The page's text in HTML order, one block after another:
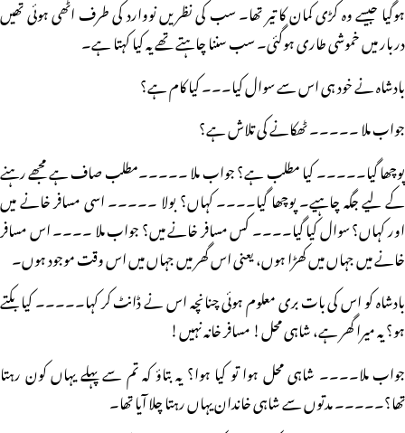
ہوگیا جیسے وہ کڑی کمان کا تیر تھا۔ سب کی نظریں نووارد کی طرف اٹھی ہوئی تھیں
دربار میں خموشی طاری ہوگئی۔ سب سننا چاہتے تھے یہ کیا کہتا ہے۔
بادشاہ نے خود ہی اس سے سوال کیا۔۔۔ کیا کام ہے؟
جواب ملا ۔۔۔۔۔ ٹھکانے کی تلاش ہے؟
پوچھا گیا۔۔۔۔۔ کیا مطلب ہے؟ جواب ملا ۔۔۔۔۔مطلب صاف ہے مجھے رہنے
کے لیے جگہ چاہیے۔ پوچھا گیا۔۔۔۔ کہاں؟ بولا ۔۔۔۔۔ اسی مسافر خانے میں
اور کہاں؟ سوال کیا گیا۔۔۔۔ کس مسافر خانے میں؟ جواب ملا ۔۔۔۔ اس مسافر
خانے میں جہاں میں کھڑا ہوں، یعنی اس گھر میں جہاں میں اس وقت موجود ہوں۔
بادشاہ کو اس کی بات بری معلوم ہوئی چنانچہ اس نے ڈانٹ کر کہا۔۔۔۔۔ کیا بکتے
ہو؟ یہ میرا گھر ہے، شاہی محل! مسافر خانہ نہیں!
جواب ملا۔۔۔۔ شاہی محل ہوا تو کیا ہوا؟ یہ بتاؤ کہ تم سے پہلے یہاں کون رہتا
تھا؟۔۔۔۔۔ مدتوں سے شاہی خاندان یہاں رہتا چلا آیا تھا۔